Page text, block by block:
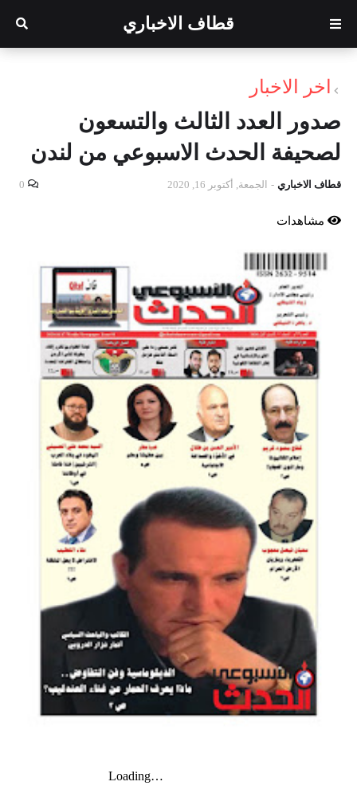
قطاف الاخباري
اخر الاخبار
صدور العدد الثالث والتسعون
لصحيفة الحدث الاسبوعي من لندن
قطاف الاخباري - الجمعة, أكتوبر 16, 2020 0
مشاهدات